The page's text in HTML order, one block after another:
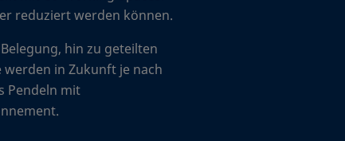
reduziert werden können.
hin zu geteilten
werden in Zukunft je nach
Pendeln mit